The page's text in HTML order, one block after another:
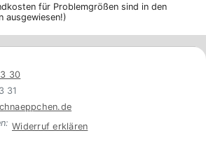
für Problemgrößen sind in den
ausgewiesen!)
30
31
Widerruf erklären